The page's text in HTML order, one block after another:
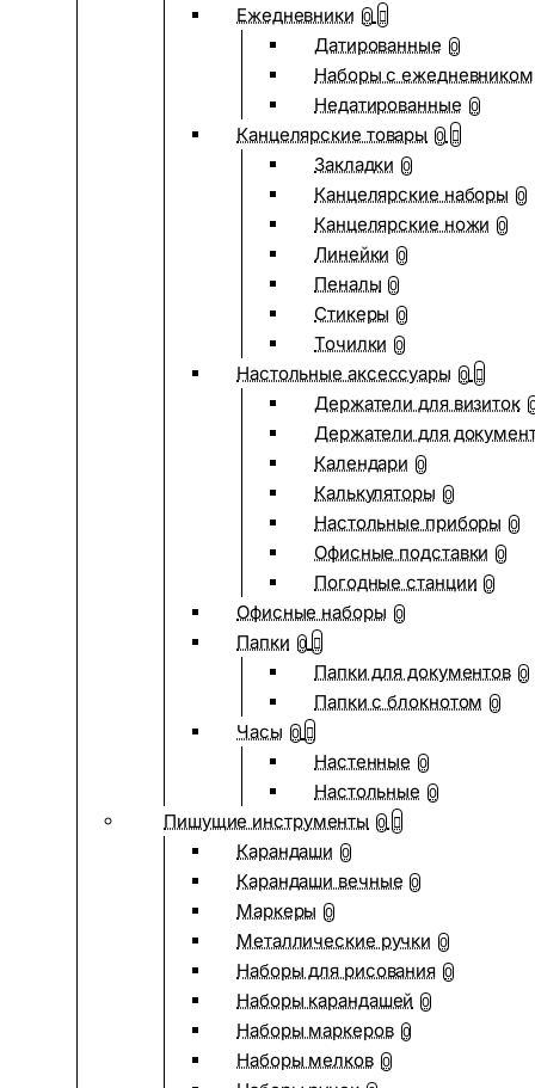
Ежедневники 0
Датированные 0
Наборы с ежедневником
Недатированные 0
Канцелярские товары 0
Закладки 0
Канцелярские наборы 0
Канцелярские ножи 0
Линейки 0
Пеналы 0
Стикеры 0
Точилки 0
Настольные аксессуары 0
Держатели для визиток
Держатели для
Календари 0
Калькуляторы 0
Настольные приборы 0
Офисные подставки 0
Погодные станции 0
Офисные наборы 0
Папки 0
Папки для документов 0
Папки с блокнотом 0
Часы 0
Настенные 0
Настольные 0
Пишущие инструменты 0
Карандаши 0
Карандаши вечные 0
Маркеры 0
Металлические ручки 0
Наборы для рисования 0
Наборы карандашей 0
Наборы маркеров 0
Наборы мелков 0